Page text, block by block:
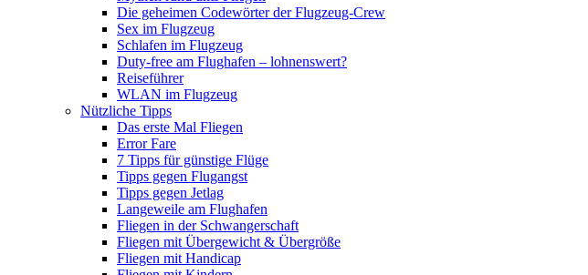
Die geheimen Codewörter der Flugzeug-Crew
Sex im Flugzeug
Schlafen im Flugzeug
Duty-free am Flughafen – lohnenswert?
Reiseführer
WLAN im Flugzeug
Nützliche Tipps
Das erste Mal Fliegen
Error Fare
7 Tipps für günstige Flüge
Tipps gegen Flugangst
Tipps gegen Jetlag
Langeweile am Flughafen
Fliegen in der Schwangerschaft
Fliegen mit Übergewicht & Übergröße
Fliegen mit Handicap